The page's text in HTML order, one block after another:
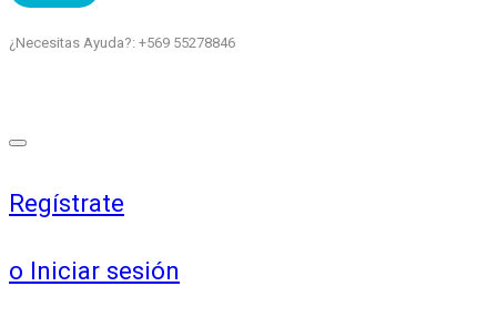
¿Necesitas Ayuda?: +569 55278846
Regístrate
o Iniciar sesión